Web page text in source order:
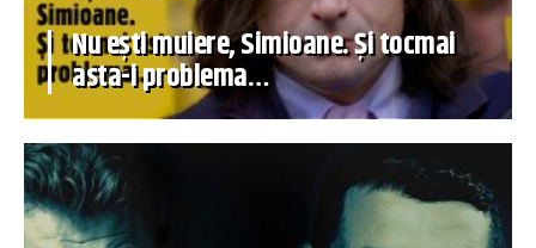
Nu ești muiere, Simioane. Și tocmai
asta-i problema…